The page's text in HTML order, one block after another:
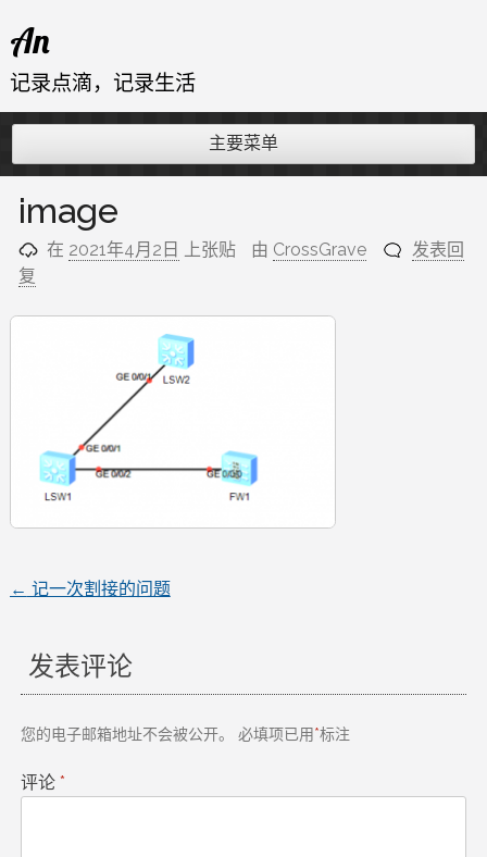
至
内
An
记录点滴，记录生活
主要菜单
image
在 2021年4月2日 上张贴 由 CrossGrave
发表回
复
文
章
导
← 记一次割接的问题
发表评论
您的电子邮箱地址不会被公开。 必填项已用*标注
评论 *